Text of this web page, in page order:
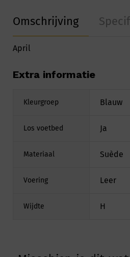
Omschrijving
April
Extra informatie
Kleurgroep Blauw
Los voetbed Ja
Materiaal Suède
Voering Leer
Wijdte H